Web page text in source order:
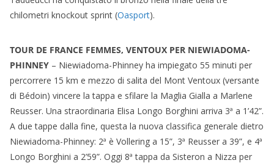
chilometri knockout sprint (Oasport).
TOUR DE FRANCE FEMMES, VENTOUX PER NIEWIADOMA-
PHINNEY – Niewiadoma-Phinney ha impiegato 55 minuti per
percorrere 15 km e mezzo di salita del Mont Ventoux (versante
di Bédoin) vincere la tappa e sfilare la Maglia Gialla a Marlene
Reusser. Una straordinaria Elisa Longo Borghini arriva 3ª a 1’42”.
A due tappe dalla fine, questa la nuova classifica generale dietro
Niewiadoma-Phinney: 2ª è Vollering a 15”, 3ª Reusser a 39”, e 4ª
Longo Borghini a 2’59”. Oggi 8ª tappa da Sisteron a Nizza per